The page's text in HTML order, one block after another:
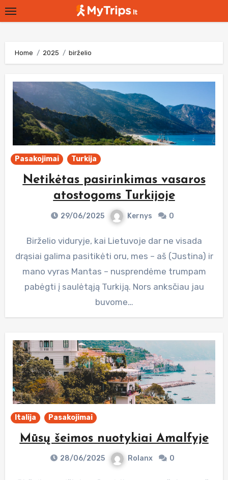
Skip
to
Home 2025 birželio
Pasakojimai Turkija
Netikėtas pasirinkimas vasaros
atostogoms Turkijoje
29/06/2025 Kernys 0
Birželio viduryje, kai Lietuvoje dar ne visada
drąsiai galima pasitikėti oru, mes – aš (Justina) ir
mano vyras Mantas – nusprendėme trumpam
pabėgti į saulėtąją Turkiją. Nors anksčiau jau
buvome…
Italija Pasakojimai
Mūsų šeimos nuotykiai Amalfyje
28/06/2025 Rolanx 0